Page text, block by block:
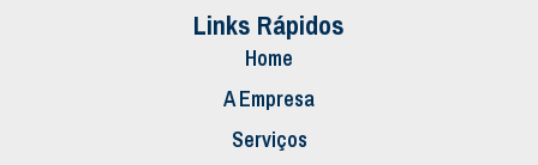
Links Rápidos
Home
A Empresa
Serviços